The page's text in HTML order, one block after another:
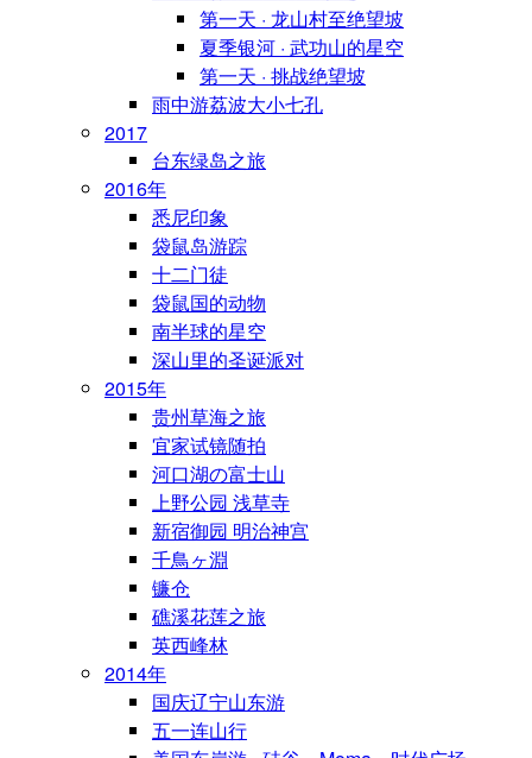
第一天 · 龙山村至绝望坡
夏季银河 · 武功山的星空
第一天 · 挑战绝望坡
雨中游荔波大小七孔
2017
台东绿岛之旅
2016年
悉尼印象
袋鼠岛游踪
十二门徒
袋鼠国的动物
南半球的星空
深山里的圣诞派对
2015年
贵州草海之旅
宜家试镜随拍
河口湖の富士山
上野公园 浅草寺
新宿御园 明治神宫
千鳥ヶ淵
镰仓
礁溪花莲之旅
英西峰林
2014年
国庆辽宁山东游
五一连山行